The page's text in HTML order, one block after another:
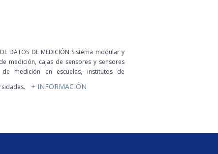
DATOS DE MEDICIÓN Sistema modular y
medición, cajas de sensores y sensores
medición en escuelas, institutos de
+ INFORMACIÓN